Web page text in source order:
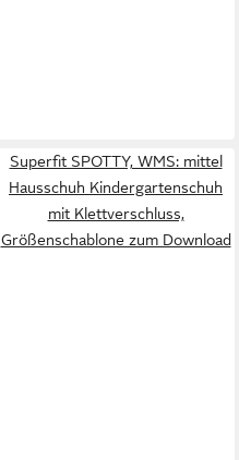
Superfit SPOTTY, WMS: mittel
Hausschuh Kindergartenschuh
mit Klettverschluss,
Größenschablone zum Download